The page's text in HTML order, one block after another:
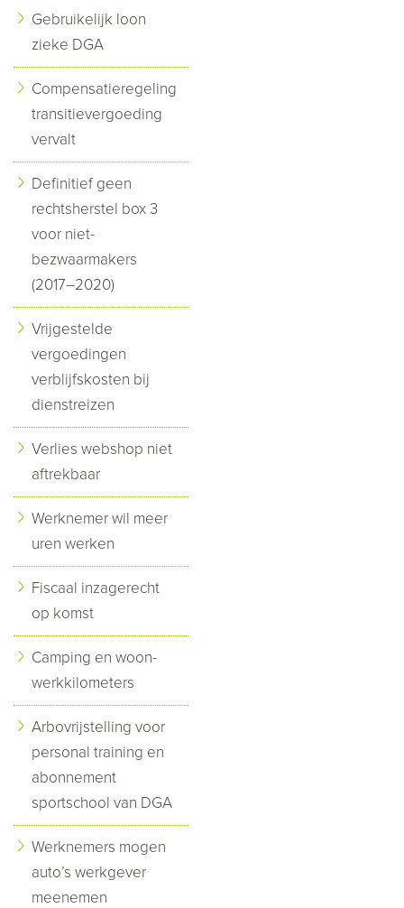
Gebruikelijk loon
zieke DGA
Compensatieregeling
transitievergoeding
vervalt
Definitief geen
rechtsherstel box 3
voor niet-
bezwaarmakers
(2017–2020)
Vrijgestelde
vergoedingen
verblijfskosten bij
dienstreizen
Verlies webshop niet
aftrekbaar
Werknemer wil meer
uren werken
Fiscaal inzagerecht
op komst
Camping en woon-
werkkilometers
Arbovrijstelling voor
personal training en
abonnement
sportschool van DGA
Werknemers mogen
auto’s werkgever
meenemen